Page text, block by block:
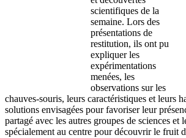
scientifiques de la
semaine. Lors des
présentations de
restitution, ils ont pu
expliquer les
expérimentations
menées, les
observations sur les
chauves-souris, leurs caractéristiques et leurs
solutions envisagées pour favoriser leur
partagé avec les autres groupes de sciences et
spécialement au centre pour découvrir le fruit